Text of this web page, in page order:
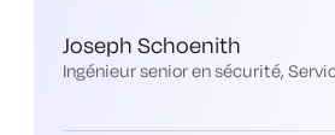
Joseph Schoenith
Ingénieur senior en sécurité,